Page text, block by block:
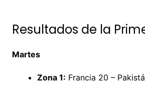
Resultados de la
Martes
Zona 1: Francia 20 –